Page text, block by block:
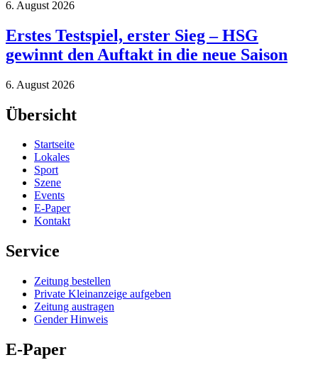
6. August 2026
Erstes Testspiel, erster Sieg – HSG
gewinnt den Auftakt in die neue Saison
6. August 2026
Übersicht
Startseite
Lokales
Sport
Szene
Events
E-Paper
Kontakt
Service
Zeitung bestellen
Private Kleinanzeige aufgeben
Zeitung austragen
Gender Hinweis
E-Paper